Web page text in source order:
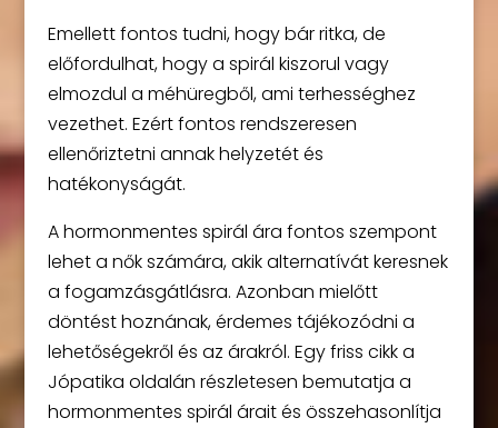
Emellett fontos tudni, hogy bár ritka, de
előfordulhat, hogy a spirál kiszorul vagy
elmozdul a méhüregből, ami terhességhez
vezethet. Ezért fontos rendszeresen
ellenőriztetni annak helyzetét és
hatékonyságát.
A hormonmentes spirál ára fontos szempont
lehet a nők számára, akik alternatívát keresnek
a fogamzásgátlásra. Azonban mielőtt
döntést hoznának, érdemes tájékozódni a
lehetőségekről és az árakról. Egy friss cikk a
Jópatika oldalán részletesen bemutatja a
hormonmentes spirál árait és összehasonlítja